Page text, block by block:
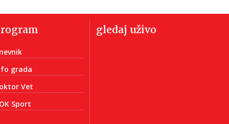
grada
Vet
Sport
gledaj uživo